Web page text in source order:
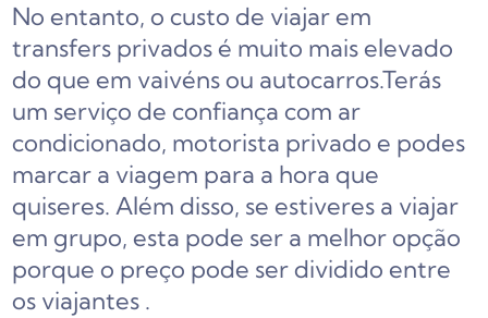
No entanto, o custo de viajar em
transfers privados é muito mais elevado
do que em vaivéns ou autocarros.Terás
um serviço de confiança com ar
condicionado, motorista privado e podes
marcar a viagem para a hora que
quiseres. Além disso, se estiveres a viajar
em grupo, esta pode ser a melhor opção
porque o preço pode ser dividido entre
os viajantes .